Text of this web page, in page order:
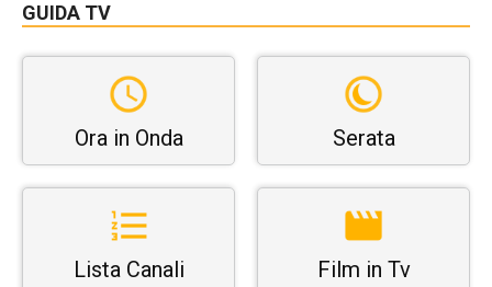
GUIDA TV
Ora in Onda Serata
Lista Canali Film in Tv